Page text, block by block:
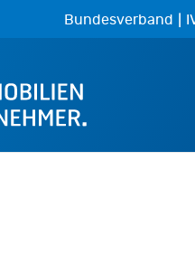
Bundesverband |